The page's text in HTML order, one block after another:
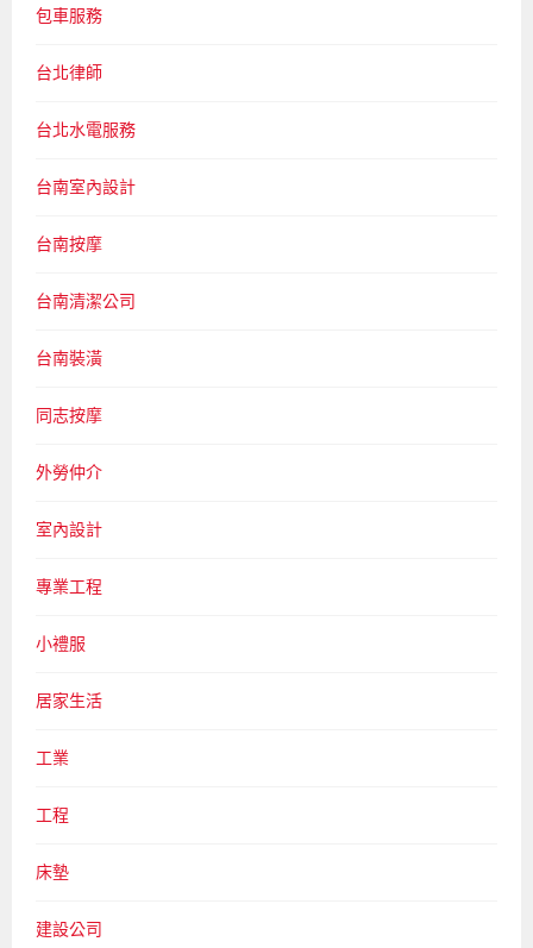
包車服務
台北律師
台北水電服務
台南室內設計
台南按摩
台南清潔公司
台南裝潢
同志按摩
外勞仲介
室內設計
專業工程
小禮服
居家生活
工業
工程
床墊
建設公司